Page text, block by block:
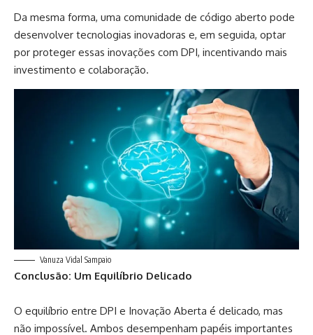
Da mesma forma, uma comunidade de código aberto pode
desenvolver tecnologias inovadoras e, em seguida, optar
por proteger essas inovações com DPI, incentivando mais
investimento e colaboração.
Vanuza Vidal Sampaio
Conclusão: Um Equilíbrio Delicado
O equilíbrio entre DPI e Inovação Aberta é delicado, mas
não impossível. Ambos desempenham papéis importantes